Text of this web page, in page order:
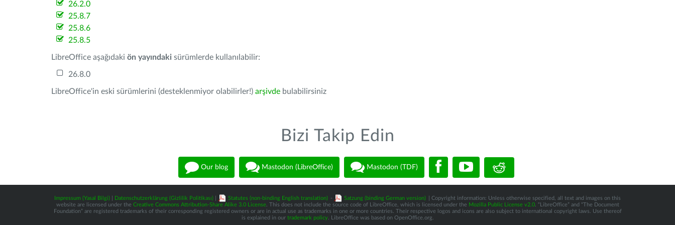
26.2.0
25.8.7
25.8.6
25.8.5
LibreOffice aşağıdaki ön yayındaki sürümlerde kullanılabilir:
26.8.0
LibreOffice'in eski sürümlerini (desteklenmiyor olabilirler!) arşivde bulabilirsiniz
Bizi Takip Edin
Our blog Mastodon (LibreOffice) Mastodon (TDF)
Impressum (Yasal Bilgi) Datenschutzerklärung (Gizlilik Politikası) Statutes (non-binding English translation) - Satzung (binding German version)
| Copyright information: Unless otherwise specified, all text and images on this
website are licensed under the Creative Commons Attribution-Share Alike 3.0 License. This does not include the source code of LibreOffice, which is licensed under the Mozilla Public License v2.0. “LibreOffice” and “The Document
Foundation” are registered trademarks of their corresponding registered owners or are in actual use as trademarks in one or more countries. Their respective logos and icons are also subject to international copyright laws. Use thereof
is explained in our trademark policy. LibreOffice was based on OpenOffice.org.